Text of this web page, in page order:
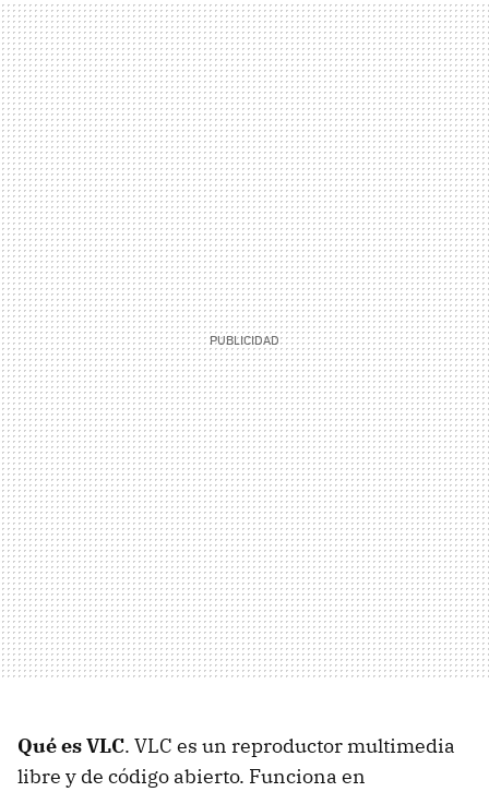
Qué es VLC. VLC es un reproductor multimedia
libre y de código abierto. Funciona en